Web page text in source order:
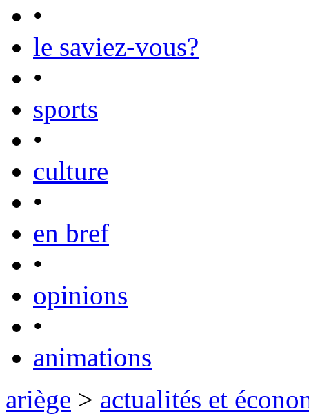
•
le saviez-vous?
•
sports
•
culture
•
en bref
•
opinions
•
animations
ariège > actualités et